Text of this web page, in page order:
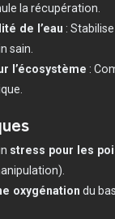
la récupération.
de l’eau :
sain.
l’écosystème :
stress pour les
oxygénation du